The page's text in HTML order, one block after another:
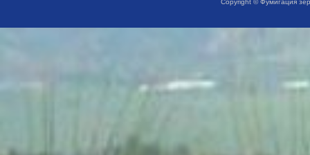
Copyright © Фумигация